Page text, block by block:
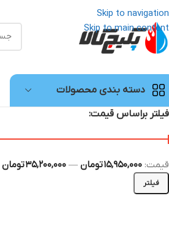
Skip to navigation
Skip to main content
دسته بندی محصولات
فیلتر براساس قیمت:
فیلتر
قیمت: 15,950,000 تومان — 35,200,000 تومان